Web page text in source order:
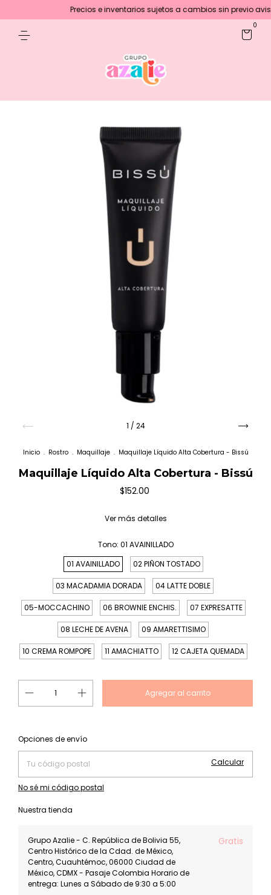
Precios e inventarios sujetos a cambios sin previo aviso :)
0
1 / 24
Inicio . Rostro . Maquillaje . Maquillaje Líquido Alta Cobertura - Bissú
Maquillaje Líquido Alta Cobertura - Bissú
$152.00
Ver más detalles
Tono: 01 AVAINILLADO
01 AVAINILLADO
02 PIÑON TOSTADO
03 MACADAMIA DORADA 04 LATTE DOBLE
05-MOCCACHINO 06 BROWNIE ENCHIS. 07 EXPRESATTE
08 LECHE DE AVENA 09 AMARETTISIMO
10 CREMA ROMPOPE 11 AMACHIATTO 12 CAJETA QUEMADA
Entregas para el CP:
Opciones de envío
Calcular
No sé mi código postal
Nuestra tienda
Grupo Azalie - C. República de Bolivia 55,
Centro Histórico de la Cdad. de México,
Centro, Cuauhtémoc, 06000 Ciudad de
México, CDMX - Pasaje Colombia Horario de
entrega: Lunes a Sábado de 9:30 a 5:00
Gratis